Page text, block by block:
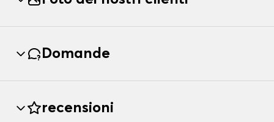
Domande
recensioni